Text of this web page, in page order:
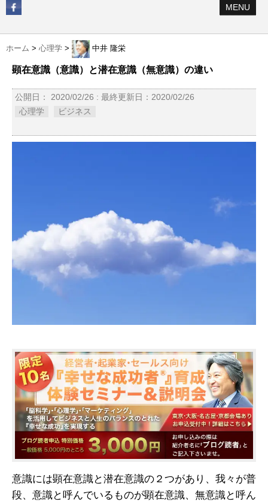
MENU
ホーム > 心理学 > 中井 隆栄
顕在意識（意識）と潜在意識（無意識）の違い
公開日： 2020/02/26 : 最終更新日：2020/02/26
心理学
ビジネス
意識には顕在意識と潜在意識の２つがあり、我々が普
段、意識と呼んでいるものが顕在意識、無意識と呼ん